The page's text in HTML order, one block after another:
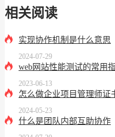
相关阅读
实现协作机制是什么意思
2024-07-29
web网站性能测试的常用
2023-06-13
怎么做企业项目管理师证
2024-05-23
什么是团队内部互助协作